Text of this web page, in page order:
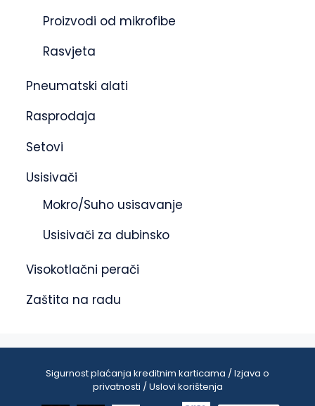
Proizvodi od mikrofibe
Rasvjeta
Pneumatski alati
Rasprodaja
Setovi
Usisivači
Mokro/Suho usisavanje
Usisivači za dubinsko
Visokotlačni perači
Zaštita na radu
Sigurnost plaćanja kreditnim karticama / Izjava o
privatnosti / Uslovi korištenja